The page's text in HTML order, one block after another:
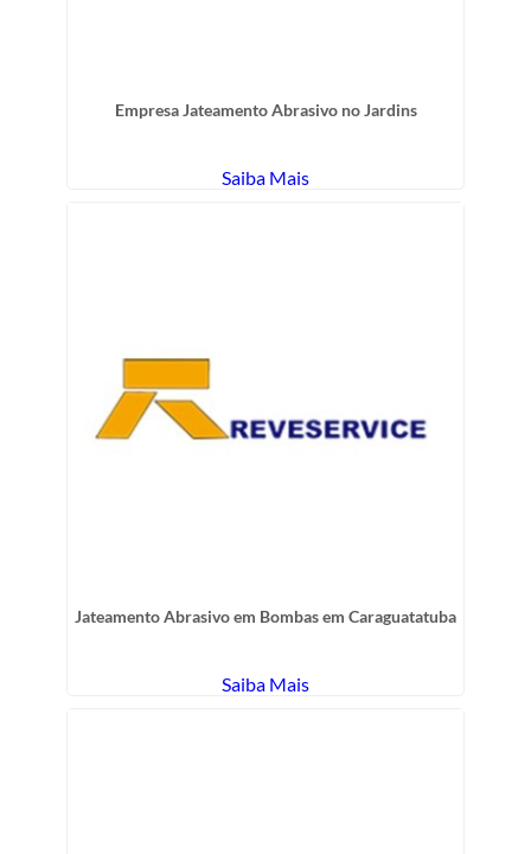
Empresa Jateamento Abrasivo no Jardins
Saiba Mais
Jateamento Abrasivo em Bombas em Caraguatatuba
Saiba Mais